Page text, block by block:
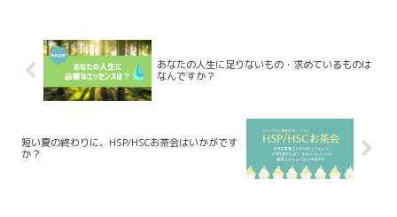
あなたの人生に足りないもの・求めているものは
なんですか？
短い夏の終わりに、HSP/HSCお茶会はいかがです
か？